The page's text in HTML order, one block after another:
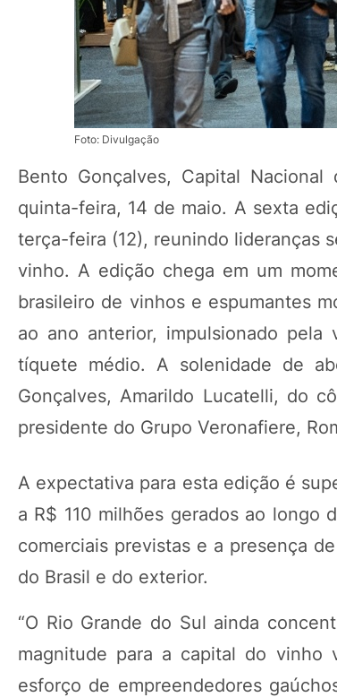
Foto: Divulgação
Bento Gonçalves, Capital
quinta-feira, 14 de maio. A sexta
terça-feira (12), reunindo lideranças
vinho. A edição chega em um
brasileiro de vinhos e espumantes
ao ano anterior, impulsionado
tíquete médio. A solenidade de
Gonçalves, Amarildo Lucatelli, do
presidente do Grupo Veronafiere,
A expectativa para esta edição é
a R$ 110 milhões gerados ao longo
comerciais previstas e a presença
do Brasil e do exterior.
“O Rio Grande do Sul ainda
magnitude para a capital do vinho
esforço de empreendedores